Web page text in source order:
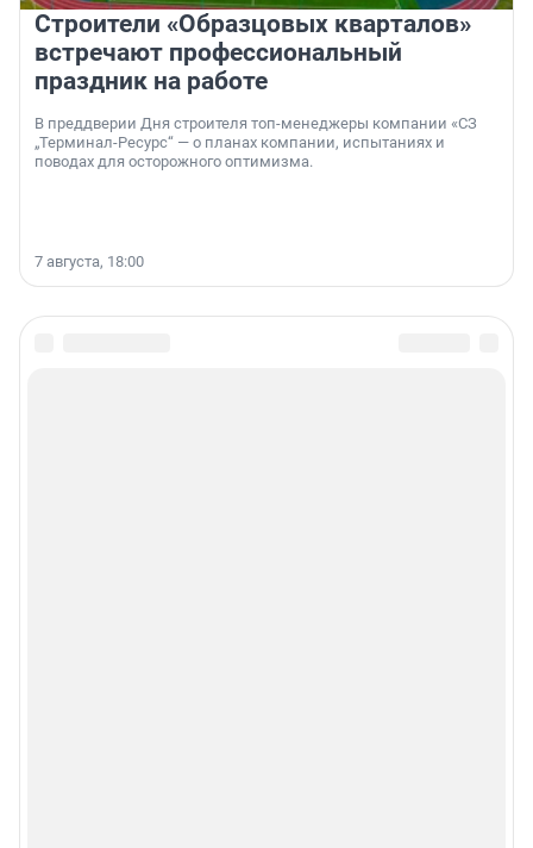
Строители «Образцовых кварталов»
встречают профессиональный
праздник на работе
В преддверии Дня строителя топ-менеджеры компании «СЗ
„Терминал-Ресурс“ — о планах компании, испытаниях и
поводах для осторожного оптимизма.
7 августа, 18:00